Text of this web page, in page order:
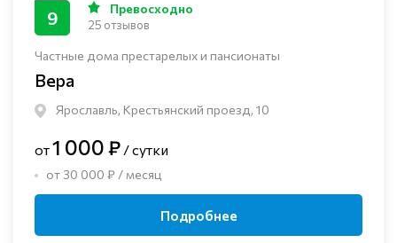
Частные дома престарелых и пансионаты
Вера
Ярославль, Крестьянский проезд, 10
9 Превосходно
25 отзывов
от1 000 ₽ / сутки
от 30 000 ₽ / месяц
Подробнее